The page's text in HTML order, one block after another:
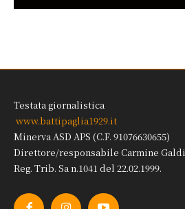
Testata giornalistica
www.battipaglia1929.it
Minerva ASD APS (C.F. 91076630655)
Direttore/responsabile Carmine Galdi
Reg. Trib. Sa n.1041 del 22.02.1999.